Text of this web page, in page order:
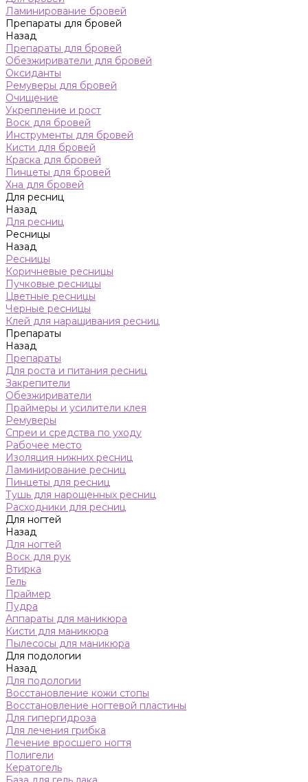
Ламинирование бровей
Препараты для бровей
Назад
Препараты для бровей
Обезжириватели для бровей
Оксиданты
Ремуверы для бровей
Очищение
Укрепление и рост
Воск для бровей
Инструменты для бровей
Кисти для бровей
Краска для бровей
Пинцеты для бровей
Хна для бровей
Для ресниц
Назад
Для ресниц
Ресницы
Назад
Ресницы
Коричневые ресницы
Пучковые ресницы
Цветные ресницы
Черные ресницы
Клей для наращивания ресниц
Препараты
Назад
Препараты
Для роста и питания ресниц
Закрепители
Обезжириватели
Праймеры и усилители клея
Ремуверы
Спреи и средства по уходу
Рабочее место
Изоляция нижних ресниц
Ламинирование ресниц
Пинцеты для ресниц
Тушь для нарощенных ресниц
Расходники для ресниц
Для ногтей
Назад
Для ногтей
Воск для рук
Втирка
Гель
Праймер
Пудра
Аппараты для маникюра
Кисти для маникюра
Пылесосы для маникюра
Для подологии
Назад
Для подологии
Восстановление кожи стопы
Восстановление ногтевой пластины
Для гипергидроза
Для лечения грибка
Лечение вросшего ногтя
Полигели
Кератогель